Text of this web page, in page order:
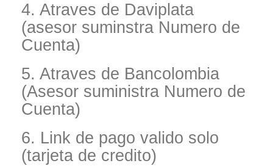
4. Atraves de Daviplata
(asesor suminstra Numero de
Cuenta)
5. Atraves de Bancolombia
(Asesor suministra Numero de
Cuenta)
6. Link de pago valido solo
(tarjeta de credito)